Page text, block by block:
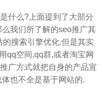
什么?上面提到了大部分
我们所了解的seo推广其
搜索引擎优化.但是其实
qq空间,qq群,或者淘宝网
广方式就把自身的产品宣
也不全是基于网站的.